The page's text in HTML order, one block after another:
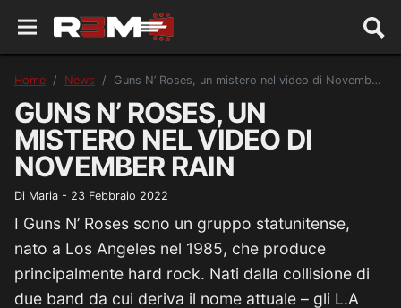
Home News Guns N’ Roses, un mistero nel video di November Rain
GUNS N’ ROSES, UN
MISTERO NEL VIDEO DI
NOVEMBER RAIN
Di Maria - 23 Febbraio 2022
I Guns N’ Roses sono un gruppo statunitense,
nato a Los Angeles nel 1985, che produce
principalmente hard rock. Nati dalla collisione di
due band da cui deriva il nome attuale – gli L.A